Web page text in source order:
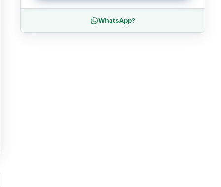
WhatsApp?